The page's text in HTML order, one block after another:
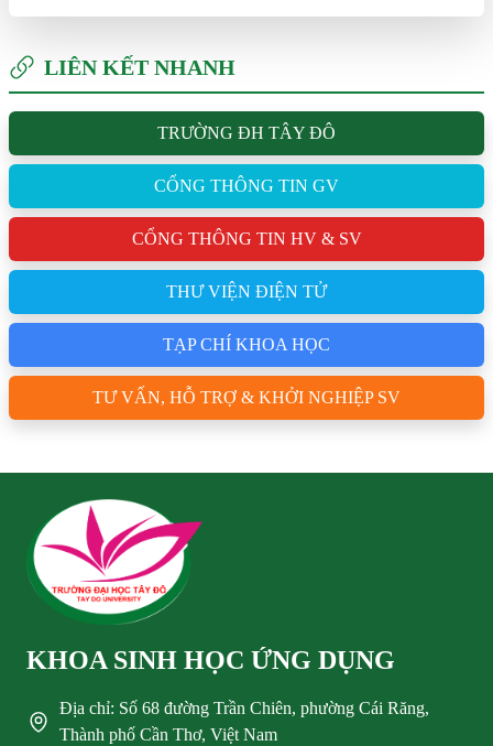
LIÊN KẾT NHANH
TRƯỜNG ĐH TÂY ĐÔ
CỔNG THÔNG TIN GV
CỔNG THÔNG TIN HV & SV
THƯ VIỆN ĐIỆN TỬ
TẠP CHÍ KHOA HỌC
TƯ VẤN, HỖ TRỢ & KHỞI NGHIỆP SV
KHOA SINH HỌC ỨNG DỤNG
Địa chỉ: Số 68 đường Trần Chiên, phường Cái Răng,
Thành phố Cần Thơ, Việt Nam